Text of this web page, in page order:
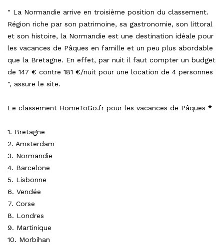
" La Normandie arrive en troisième position du classement.
Région riche par son patrimoine, sa gastronomie, son littoral
et son histoire, la Normandie est une destination idéale pour
les vacances de Pâques en famille et un peu plus abordable
que la Bretagne. En effet, par nuit il faut compter un budget
de 147 € contre 181 €/nuit pour une location de 4 personnes
", assure le site.
Le classement HomeToGo.fr pour les vacances de Pâques *
1. Bretagne
2. Amsterdam
3. Normandie
4. Barcelone
5. Lisbonne
6. Vendée
7. Corse
8. Londres
9. Martinique
10. Morbihan